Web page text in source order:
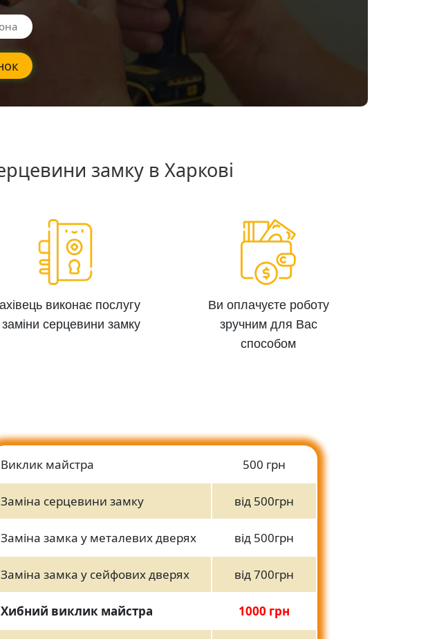
замку в Харкові
виконає послугу
заміни серцевини замку
Ви оплачуєте роботу
зручним для Вас
способом
Виклик майстра 500 грн
Заміна серцевини замку від 500грн
Заміна замка у металевих дверях від 500грн
Заміна замка у сейфових дверях від 700грн
Хибний виклик майстра 1000 грн